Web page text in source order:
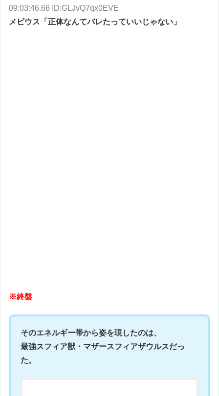
09:03:46.66 ID:GLJvQ7qx0EVE
メビウス「正体なんてバレたっていいじゃない」
※終盤
そのエネルギー帯から姿を現したのは、
最強スフィア獣・マザースフィアザウルスだっ
た。